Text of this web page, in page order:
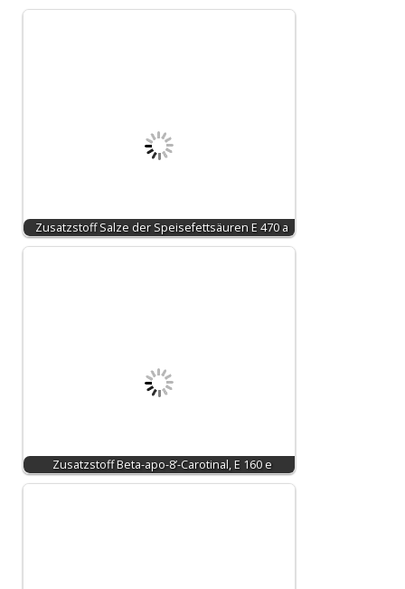
Zusatzstoff Salze der Speisefettsäuren E 470 a
Zusatzstoff Beta-apo-8’-Carotinal, E 160 e